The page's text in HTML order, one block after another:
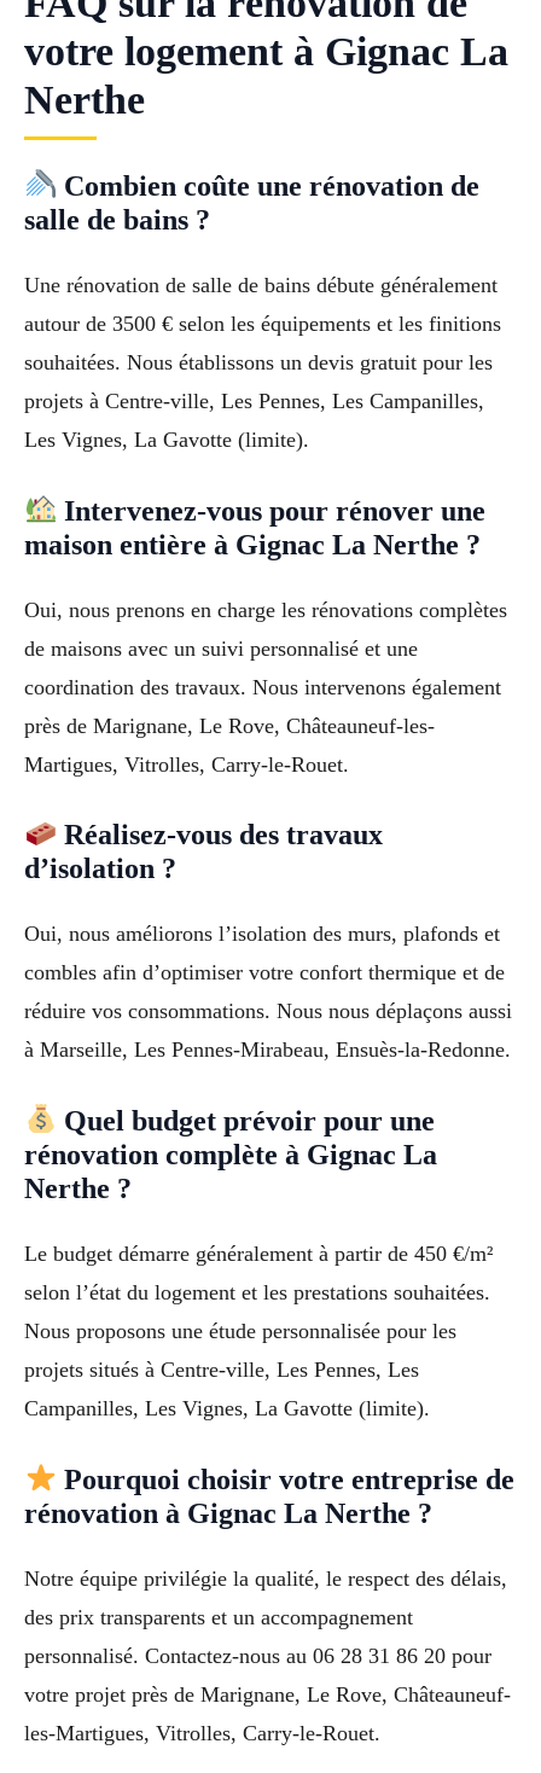
votre logement à Gignac La
Nerthe
Combien coûte une rénovation de
salle de bains ?
Une rénovation de salle de bains débute généralement
autour de 3500 € selon les équipements et les finitions
souhaitées. Nous établissons un devis gratuit pour les
projets à Centre-ville, Les Pennes, Les Campanilles,
Les Vignes, La Gavotte (limite).
Intervenez-vous pour rénover une
maison entière à Gignac La Nerthe ?
Oui, nous prenons en charge les rénovations complètes
de maisons avec un suivi personnalisé et une
coordination des travaux. Nous intervenons également
près de Marignane, Le Rove, Châteauneuf-les-
Martigues, Vitrolles, Carry-le-Rouet.
Réalisez-vous des travaux
d’isolation ?
Oui, nous améliorons l’isolation des murs, plafonds et
combles afin d’optimiser votre confort thermique et de
réduire vos consommations. Nous nous déplaçons aussi
à Marseille, Les Pennes-Mirabeau, Ensuès-la-Redonne.
Quel budget prévoir pour une
rénovation complète à Gignac La
Nerthe ?
Le budget démarre généralement à partir de 450 €/m²
selon l’état du logement et les prestations souhaitées.
Nous proposons une étude personnalisée pour les
projets situés à Centre-ville, Les Pennes, Les
Campanilles, Les Vignes, La Gavotte (limite).
Pourquoi choisir votre entreprise de
rénovation à Gignac La Nerthe ?
Notre équipe privilégie la qualité, le respect des délais,
des prix transparents et un accompagnement
personnalisé. Contactez-nous au 06 28 31 86 20 pour
votre projet près de Marignane, Le Rove, Châteauneuf-
les-Martigues, Vitrolles, Carry-le-Rouet.